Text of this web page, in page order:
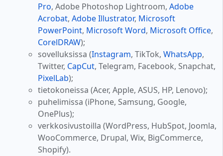
Pro, Adobe Photoshop Lightroom, Adobe
Acrobat, Adobe Illustrator, Microsoft
PowerPoint, Microsoft Word, Microsoft Office,
CorelDRAW);
sovelluksissa (Instagram, TikTok, WhatsApp,
Twitter, CapCut, Telegram, Facebook, Snapchat,
PixelLab);
tietokoneissa (Acer, Apple, ASUS, HP, Lenovo);
puhelimissa (iPhone, Samsung, Google,
OnePlus);
verkkosivustoilla (WordPress, HubSpot, Joomla,
WooCommerce, Drupal, Wix, BigCommerce,
Shopify).